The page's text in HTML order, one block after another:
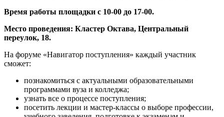
Время работы площадки с 10-00 до 17-00.
Место проведения: Кластер Октава, Центральный
переулок, 18.
На форуме «Навигатор поступления» каждый участник
сможет:
познакомиться с актуальными образовательными
программами вуза и колледжа;
узнать все о процессе поступления;
посетить лекции и мастер-классы о выборе профессии,